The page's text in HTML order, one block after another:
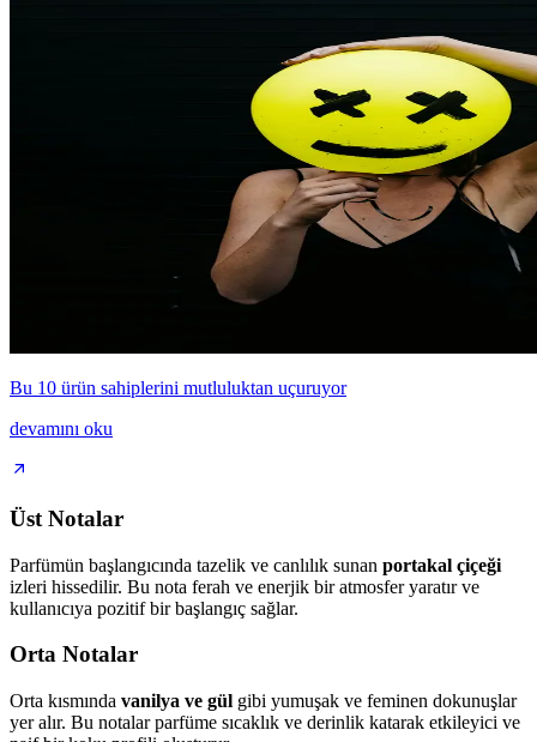
Bu 10 ürün sahiplerini mutluluktan uçuruyor
devamını oku
Üst Notalar
Parfümün başlangıcında tazelik ve canlılık sunan portakal çiçeği
izleri hissedilir. Bu nota ferah ve enerjik bir atmosfer yaratır ve
kullanıcıya pozitif bir başlangıç sağlar.
Orta Notalar
Orta kısmında vanilya ve gül gibi yumuşak ve feminen dokunuşlar
yer alır. Bu notalar parfüme sıcaklık ve derinlik katarak etkileyici ve